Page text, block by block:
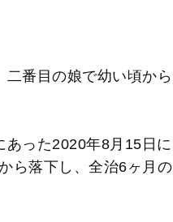
番目の娘で幼い頃から
った2020年8月15日に
ら落下し、全治6ヶ月の